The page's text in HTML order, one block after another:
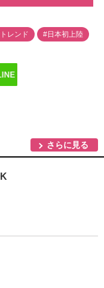
レンド #日本初上陸
さらに見る